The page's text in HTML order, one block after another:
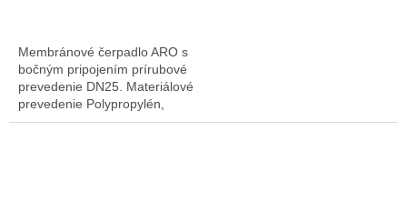
Membránové čerpadlo ARO s
bočným pripojením prírubové
prevedenie DN25. Materiálové
prevedenie Polypropylén,
guličky a membrány